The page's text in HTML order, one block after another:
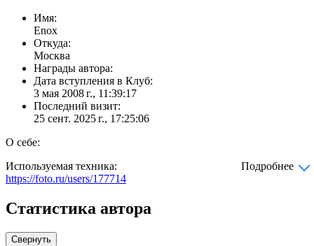
Имя:
Enox
Откуда:
Москва
Награды автора:
Дата вступления в Клуб:
3 мая 2008 г., 11:39:17
Последний визит:
25 сент. 2025 г., 17:25:06
О себе:
Используемая техника:
Подробнее
https://foto.ru/users/177714
Статистика автора
Свернуть